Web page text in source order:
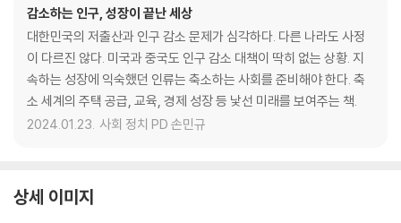
감소하는 인구, 성장이 끝난 세상
대한민국의 저출산과 인구 감소 문제가 심각하다. 다른 나라도 사정
이 다르진 않다. 미국과 중국도 인구 감소 대책이 딱히 없는 상황. 지
속하는 성장에 익숙했던 인류는 축소하는 사회를 준비해야 한다. 축
소 세계의 주택 공급, 교육, 경제 성장 등 낯선 미래를 보여주는 책.
2024.01.23. 사회 정치 PD 손민규
상세 이미지